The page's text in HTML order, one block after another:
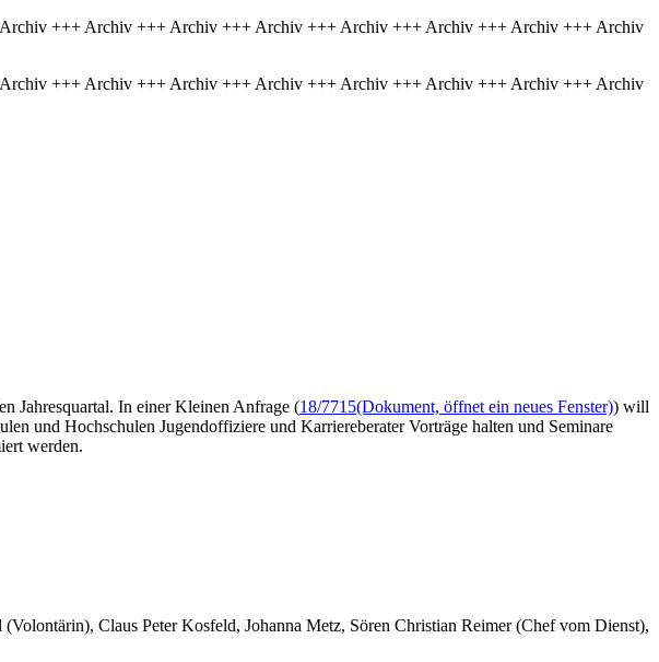
+++ Archiv +++ Archiv +++ Archiv +++ Archiv +++ Archiv +++ Archiv +++ Archiv
+++ Archiv +++ Archiv +++ Archiv +++ Archiv +++ Archiv +++ Archiv +++ Archiv
Jahresquartal. In einer Kleinen Anfrage (18/7715(Dokument, öffnet ein neues Fenster)) will
und Hochschulen Jugendoffiziere und Karriereberater Vorträge halten und Seminare
werden.
(Volontärin), Claus Peter Kosfeld, Johanna Metz, Sören Christian Reimer (Chef vom Dienst),